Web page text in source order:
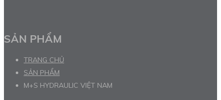
SẢN PHẨM
TRANG CHỦ
SẢN PHẨM
M+S HYDRAULIC VIỆT NAM